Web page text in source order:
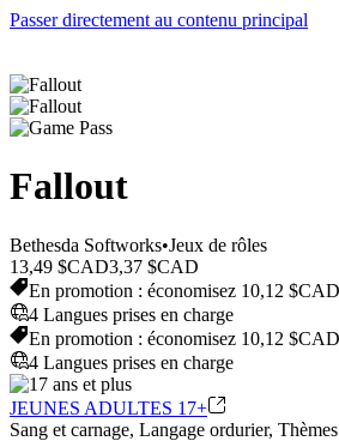
Passer directement au contenu principal
Fallout
Bethesda Softworks•Jeux de rôles
13,49 $CAD3,37 $CAD
En promotion : économisez 10,12
4 Langues prises en charge
En promotion : économisez 10,12
4 Langues prises en charge
JEUNES ADULTES 17+
Sang et carnage, Langage ordurier,